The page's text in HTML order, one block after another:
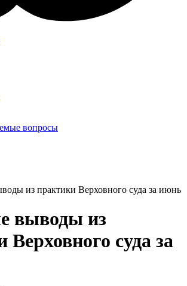
вопросы
из практики Верховного суда за июнь
выводы из
Верховного суда за